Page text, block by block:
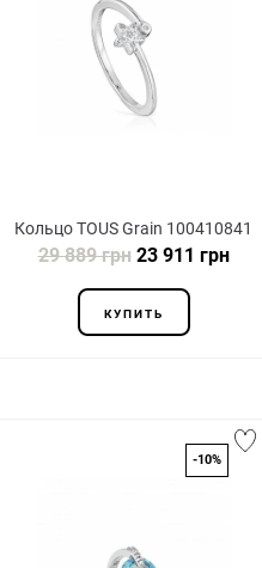
Кольцо TOUS Grain 100410841
29 889 грн23 911 грн
КУПИТЬ
-10%